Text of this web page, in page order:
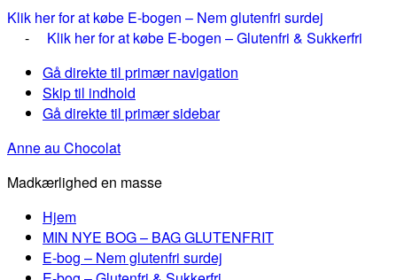
Klik her for at købe E-bogen – Nem glutenfri surdej
- Klik her for at købe E-bogen – Glutenfri & Sukkerfri
Gå direkte til primær navigation
Skip til indhold
Gå direkte til primær sidebar
Anne au Chocolat
Madkærlighed en masse
Hjem
MIN NYE BOG – BAG GLUTENFRIT
E-bog – Nem glutenfri surdej